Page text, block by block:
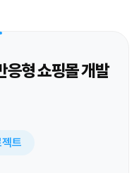
응형 쇼핑몰 개발
트